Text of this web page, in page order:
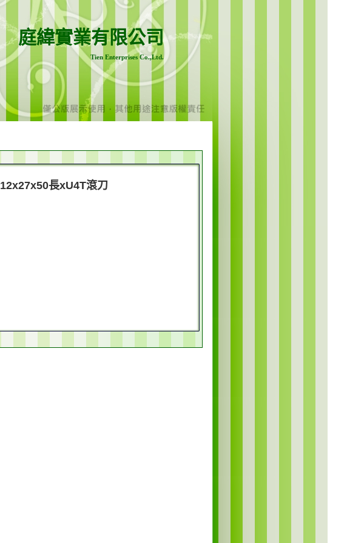
庭緯實業有限公司
Tien Enterprises Co.,Ltd.
12x27x50長xU4T滾刀